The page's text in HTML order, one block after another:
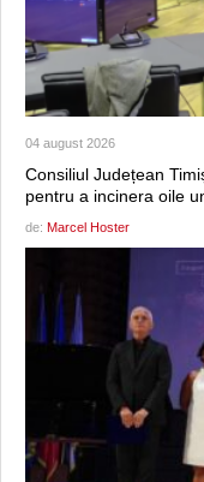
04 august 2026
Consiliul Județean
pentru a incinera oile
de: Marcel Hoster